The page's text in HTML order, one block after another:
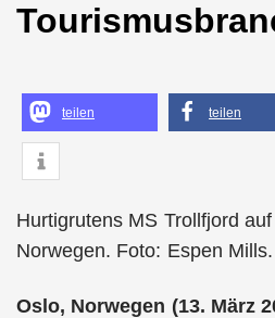
teilen teilen
Hurtigrutens MS Trollfjord
Norwegen. Foto: Espen Mills.
Oslo, Norwegen (13. März